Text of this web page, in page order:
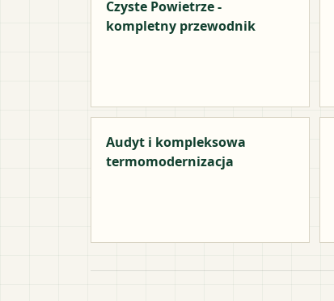
Czyste Powietrze -
kompletny przewodnik
Audyt i kompleksowa
termomodernizacja